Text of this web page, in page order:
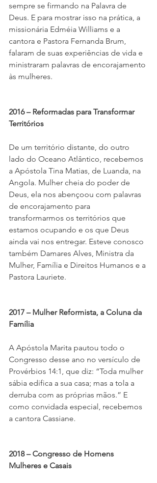
sempre se firmando na Palavra de
Deus. E para mostrar isso na prática, a
missionária Edméia Williams e a
cantora e Pastora Fernanda Brum,
falaram de suas experiências de vida e
ministraram palavras de encorajamento
às mulheres.
2016 – Reformadas para Transformar
Territórios
De um território distante, do outro
lado do Oceano Atlântico, recebemos
a Apóstola Tina Matias, de Luanda, na
Angola. Mulher cheia do poder de
Deus, ela nos abençoou com palavras
de encorajamento para
transformarmos os territórios que
estamos ocupando e os que Deus
ainda vai nos entregar. Esteve conosco
também Damares Alves, Ministra da
Mulher, Família e Direitos Humanos e a
Pastora Lauriete.
2017 – Mulher Reformista, a Coluna da
Família
A Apóstola Marita pautou todo o
Congresso desse ano no versículo de
Provérbios 14:1, que diz: “Toda mulher
sábia edifica a sua casa; mas a tola a
derruba com as próprias mãos.” E
como convidada especial, recebemos
a cantora Cassiane.
2018 – Congresso de Homens
Mulheres e Casais